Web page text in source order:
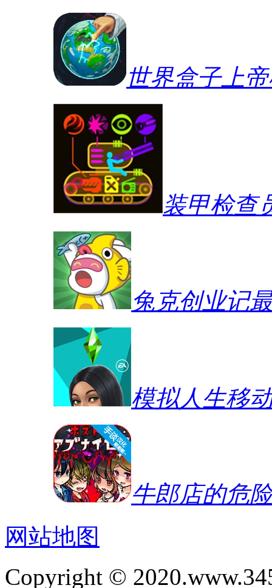
世界盒子上
装甲检查
兔克创业记
模拟人生移
牛郎店的危
网站地图
Copyright ©